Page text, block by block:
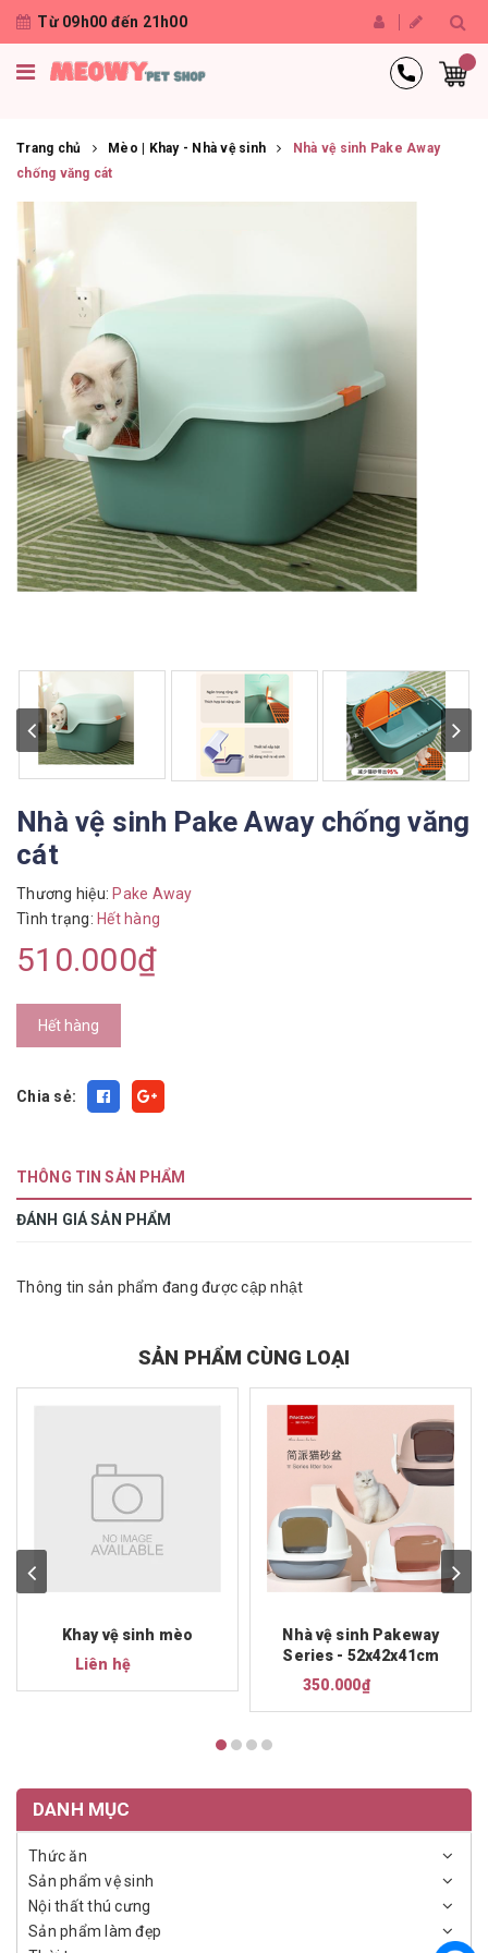
Từ 09h00 đến 21h00
Trang chủ Mèo | Khay - Nhà vệ sinh
Nhà vệ sinh Pake Away
chống văng cát
Nhà vệ sinh Pake Away chống văng
cát
Thương hiệu: Pake Away
Tình trạng: Hết hàng
510.000₫
Hết hàng
Chia sẻ:
THÔNG TIN SẢN PHẨM
ĐÁNH GIÁ SẢN PHẨM
Thông tin sản phẩm đang được cập nhật
SẢN PHẨM CÙNG LOẠI
Khay vệ sinh mèo
Liên hệ
Nhà vệ sinh Pakeway
Series - 52x42x41cm
350.000₫
DANH MỤC
Thức ăn
Sản phẩm vệ sinh
Nội thất thú cưng
Sản phẩm làm đẹp